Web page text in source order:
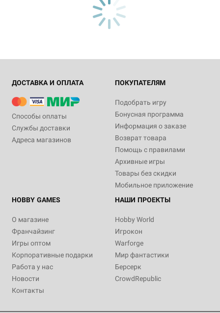
ДОСТАВКА И ОПЛАТА
Способы оплаты
Службы доставки
Адреса магазинов
ПОКУПАТЕЛЯМ
Подобрать игру
Бонусная программа
Информация о заказе
Возврат товара
Помощь с правилами
Архивные игры
Товары без скидки
Мобильное приложение
HOBBY GAMES
О магазине
Франчайзинг
Игры оптом
Корпоративные подарки
Работа у нас
Новости
Контакты
НАШИ ПРОЕКТЫ
Hobby World
Игрокон
Warforge
Мир фантастики
Берсерк
CrowdRepublic